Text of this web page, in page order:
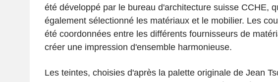
été développé par le bureau d'architecture suisse CCHE,
également sélectionné les matériaux et le mobilier. Les
été coordonnées entre les différents fournisseurs de
créer une impression d'ensemble harmonieuse.
Les teintes, choisies d'après la palette originale de Jean